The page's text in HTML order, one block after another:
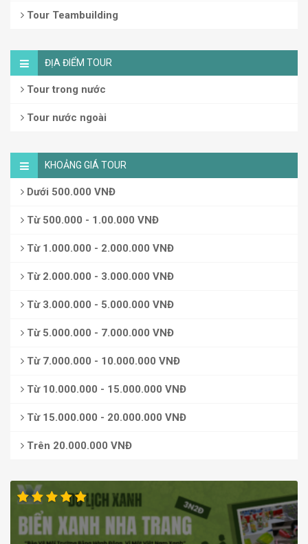
Tour Teambuilding
ĐỊA ĐIỂM TOUR
Tour trong nước
Tour nước ngoài
KHOẢNG GIÁ TOUR
Dưới 500.000 VNĐ
Từ 500.000 - 1.00.000 VNĐ
Từ 1.000.000 - 2.000.000 VNĐ
Từ 2.000.000 - 3.000.000 VNĐ
Từ 3.000.000 - 5.000.000 VNĐ
Từ 5.000.000 - 7.000.000 VNĐ
Từ 7.000.000 - 10.000.000 VNĐ
Từ 10.000.000 - 15.000.000 VNĐ
Từ 15.000.000 - 20.000.000 VNĐ
Trên 20.000.000 VNĐ